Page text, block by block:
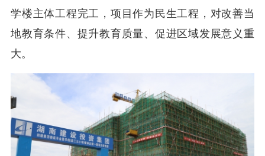
学楼主体工程完工，项目作为民生工程，对改善当
地教育条件、提升教育质量、促进区域发展意义重
大。